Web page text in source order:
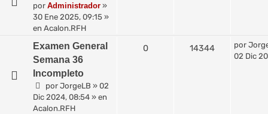
por Administrador »
30 Ene 2025, 09:15 »
en Acalon.RFH
Examen General
Semana 36
Incompleto
por JorgeLB » 02
Dic 2024, 08:54 » en
Acalon.RFH
0 14344 por
02 Dic